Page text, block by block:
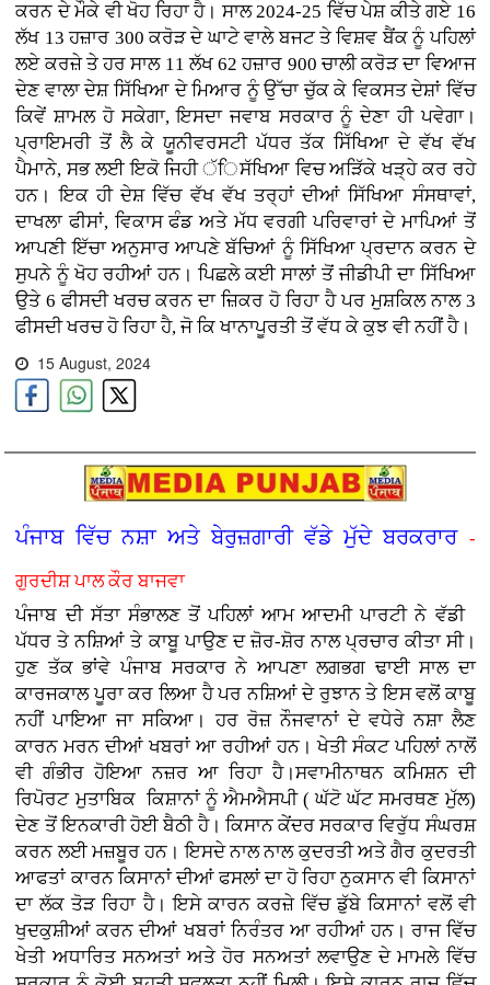
ਕਰਨ ਦੇ ਮੌਕੇ ਵੀ ਖੋਹ ਰਿਹਾ ਹੈ। ਸਾਲ 2024-25 ਵਿੱਚ ਪੇਸ਼ ਕੀਤੇ ਗਏ 16
ਲੱਖ 13 ਹਜ਼ਾਰ 300 ਕਰੋੜ ਦੇ ਘਾਟੇ ਵਾਲੇ ਬਜਟ ਤੇ ਵਿਸ਼ਵ ਬੈਂਕ ਨੂੰ ਪਹਿਲਾਂ
ਲਏ ਕਰਜ਼ੇ ਤੇ ਹਰ ਸਾਲ 11 ਲੱਖ 62 ਹਜ਼ਾਰ 900 ਚਾਲੀ ਕਰੋੜ ਦਾ ਵਿਆਜ
ਦੇਣ ਵਾਲਾ ਦੇਸ਼ ਸਿੱਖਿਆ ਦੇ ਮਿਆਰ ਨੂੰ ਉੱਚਾ ਚੁੱਕ ਕੇ ਵਿਕਸਤ ਦੇਸ਼ਾਂ ਵਿੱਚ
ਕਿਵੇਂ ਸ਼ਾਮਲ ਹੋ ਸਕੇਗਾ, ਇਸਦਾ ਜਵਾਬ ਸਰਕਾਰ ਨੂੰ ਦੇਣਾ ਹੀ ਪਵੇਗਾ।
ਪ੍ਰਾਇਮਰੀ ਤੋਂ ਲੈ ਕੇ ਯੂਨੀਵਰਸਟੀ ਪੱਧਰ ਤੱਕ ਸਿੱਖਿਆ ਦੇ ਵੱਖ ਵੱਖ
ਪੈਮਾਨੇ, ਸਭ ਲਈ ਇਕੋ ਜਿਹੀ ੱਿਸੱਖਿਆ ਵਿਚ ਅੜਿੱਕੇ ਖੜ੍ਹੇ ਕਰ ਰਹੇ
ਹਨ। ਇਕ ਹੀ ਦੇਸ਼ ਵਿੱਚ ਵੱਖ ਵੱਖ ਤਰ੍ਹਾਂ ਦੀਆਂ ਸਿੱਖਿਆ ਸੰਸਥਾਵਾਂ,
ਦਾਖਲਾ ਫੀਸਾਂ, ਵਿਕਾਸ ਫੰਡ ਅਤੇ ਮੱਧ ਵਰਗੀ ਪਰਿਵਾਰਾਂ ਦੇ ਮਾਪਿਆਂ ਤੋਂ
ਆਪਣੀ ਇੱਚਾ ਅਨੁਸਾਰ ਆਪਣੇ ਬੱਚਿਆਂ ਨੂੰ ਸਿੱਖਿਆ ਪ੍ਰਦਾਨ ਕਰਨ ਦੇ
ਸੁਪਨੇ ਨੂੰ ਖੋਹ ਰਹੀਆਂ ਹਨ। ਪਿਛਲੇ ਕਈ ਸਾਲਾਂ ਤੋਂ ਜੀਡੀਪੀ ਦਾ ਸਿੱਖਿਆ
ਉਤੇ 6 ਫੀਸਦੀ ਖਰਚ ਕਰਨ ਦਾ ਜ਼ਿਕਰ ਹੋ ਰਿਹਾ ਹੈ ਪਰ ਮੁਸ਼ਕਿਲ ਨਾਲ 3
ਫੀਸਦੀ ਖਰਚ ਹੋ ਰਿਹਾ ਹੈ, ਜੋ ਕਿ ਖਾਨਾਪੂਰਤੀ ਤੋਂ ਵੱਧ ਕੇ ਕੁਝ ਵੀ ਨਹੀਂ ਹੈ।
15 August, 2024
ਪੰਜਾਬ ਵਿੱਚ ਨਸ਼ਾ ਅਤੇ ਬੇਰੁਜ਼ਗਾਰੀ ਵੱਡੇ ਮੁੱਦੇ ਬਰਕਰਾਰ -
ਗੁਰਦੀਸ਼ ਪਾਲ ਕੌਰ ਬਾਜਵਾ
ਪੰਜਾਬ ਦੀ ਸੱਤਾ ਸੰਭਾਲਣ ਤੋਂ ਪਹਿਲਾਂ ਆਮ ਆਦਮੀ ਪਾਰਟੀ ਨੇ ਵੱਡੀ
ਪੱਧਰ ਤੇ ਨਸ਼ਿਆਂ ਤੇ ਕਾਬੂ ਪਾਉਣ ਦ ਜ਼ੋਰ-ਸ਼ੋਰ ਨਾਲ ਪ੍ਰਚਾਰ ਕੀਤਾ ਸੀ।
ਹੁਣ ਤੱਕ ਭਾਂਵੇ ਪੰਜਾਬ ਸਰਕਾਰ ਨੇ ਆਪਣਾ ਲਗਭਗ ਢਾਈ ਸਾਲ ਦਾ
ਕਾਰਜਕਾਲ ਪੂਰਾ ਕਰ ਲਿਆ ਹੈ ਪਰ ਨਸ਼ਿਆਂ ਦੇ ਰੁਝਾਨ ਤੇ ਇਸ ਵਲੋਂ ਕਾਬੂ
ਨਹੀਂ ਪਾਇਆ ਜਾ ਸਕਿਆ। ਹਰ ਰੋਜ਼ ਨੌਜਵਾਨਾਂ ਦੇ ਵਧੇਰੇ ਨਸ਼ਾ ਲੈਣ
ਕਾਰਨ ਮਰਨ ਦੀਆਂ ਖਬਰਾਂ ਆ ਰਹੀਆਂ ਹਨ। ਖੇਤੀ ਸੰਕਟ ਪਹਿਲਾਂ ਨਾਲੋਂ
ਵੀ ਗੰਭੀਰ ਹੋਇਆ ਨਜ਼ਰ ਆ ਰਿਹਾ ਹੈ।ਸਵਾਮੀਨਾਥਨ ਕਮਿਸ਼ਨ ਦੀ
ਰਿਪੋਰਟ ਮੁਤਾਬਿਕ ਕਿਸ਼ਾਨਾਂ ਨੂੰ ਐਮਐਸਪੀ ( ਘੱਟੋ ਘੱਟ ਸਮਰਥਣ ਮੁੱਲ)
ਦੇਣ ਤੋਂ ਇਨਕਾਰੀ ਹੋਈ ਬੈਠੀ ਹੈ। ਕਿਸਾਨ ਕੇਂਦਰ ਸਰਕਾਰ ਵਿਰੁੱਧ ਸੰਘਰਸ਼
ਕਰਨ ਲਈ ਮਜ਼ਬੂਰ ਹਨ। ਇਸਦੇ ਨਾਲ ਨਾਲ ਕੁਦਰਤੀ ਅਤੇ ਗੈਰ ਕੁਦਰਤੀ
ਆਫਤਾਂ ਕਾਰਨ ਕਿਸਾਨਾਂ ਦੀਆਂ ਫਸਲਾਂ ਦਾ ਹੋ ਰਿਹਾ ਨੁਕਸਾਨ ਵੀ ਕਿਸਾਨਾਂ
ਦਾ ਲੱਕ ਤੋੜ ਰਿਹਾ ਹੈ। ਇਸੇ ਕਾਰਨ ਕਰਜ਼ੇ ਵਿੱਚ ਡੁੱਬੇ ਕਿਸਾਨਾਂ ਵਲੋਂ ਵੀ
ਖੁਦਕੁਸ਼ੀਆਂ ਕਰਨ ਦੀਆਂ ਖਬਰਾਂ ਨਿਰੰਤਰ ਆ ਰਹੀਆਂ ਹਨ। ਰਾਜ ਵਿੱਚ
ਖੇਤੀ ਅਧਾਰਿਤ ਸਨਅਤਾਂ ਅਤੇ ਹੋਰ ਸਨਅਤਾਂ ਲਵਾਉਣ ਦੇ ਮਾਮਲੇ ਵਿੱਚ